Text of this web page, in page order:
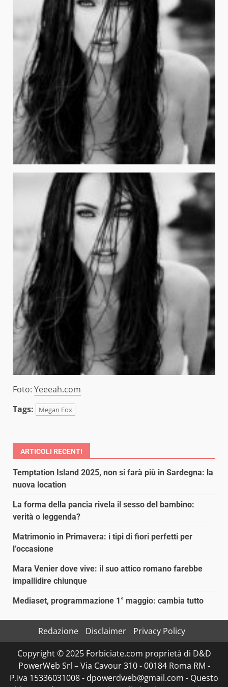
Foto: Yeeeah.com
Tags:
Megan Fox
ARTICOLI RECENTI
Temptation Island 2025, non si farà più in Sardegna: la
nuova location
La forma della pancia rivela il sesso del bambino:
verità o leggenda?
Matrimonio in Primavera: i tipi di fiori perfetti per
l’occasione
Mara Venier dove vive: il suo attico romano farebbe
impallidire chiunque
Mediaset, programmazione 1° maggio: cambia tutto
Redazione Disclaimer
Privacy Policy
Copyright © 2025 Forbiciate.com proprietà di D&D
PowerWeb Srl – Via Cavour 310 - 00184 Roma RM -
P.Iva 15336031008 - dpowerdweb@gmail.com - Questo